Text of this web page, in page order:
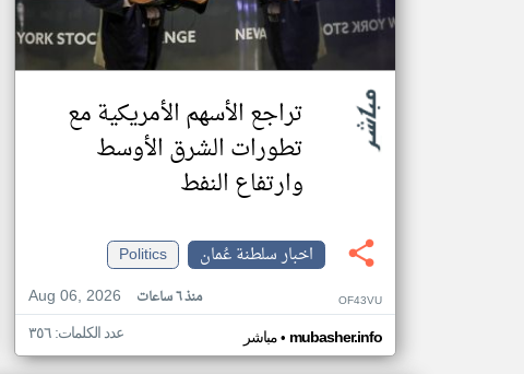
تراجع الأسهم الأمريكية مع
تطورات الشرق الأوسط
وارتفاع النفط
اخبار سلطنة عُمان
Politics
Aug 06, 2026
منذ ٦ ساعات OF43VU
مباشر• mubasher.info عدد الكلمات: ٣٥٦